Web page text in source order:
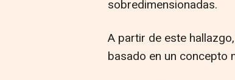
sobredimensionadas.
A partir de este
basado en un concepto